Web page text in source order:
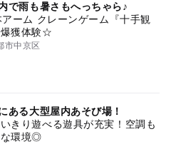
で雨も暑さもへっちゃら♪
ーム クレーンゲーム『十手観
獲体験☆
市中京区
ある大型屋内あそび場！
きり遊べる遊具が充実！空調も
な環境◎